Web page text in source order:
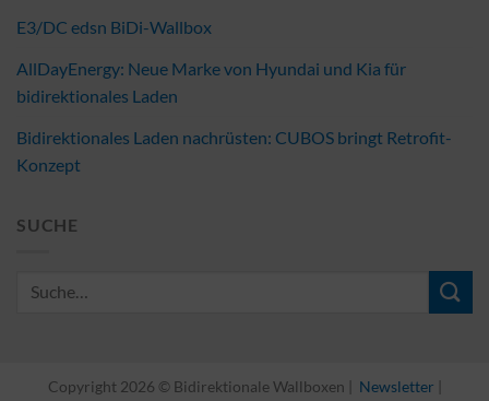
E3/DC edsn BiDi-Wallbox
AllDayEnergy: Neue Marke von Hyundai und Kia für
bidirektionales Laden
Bidirektionales Laden nachrüsten: CUBOS bringt Retrofit-
Konzept
SUCHE
Copyright 2026 © Bidirektionale Wallboxen | Newsletter